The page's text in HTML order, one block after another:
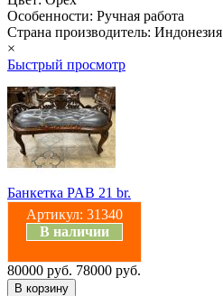
Особенности: Ручная работа
Страна производитель: Индонезия
×
Быстрый просмотр
Банкетка PAB 21 br.
Артикул: 31340
В наличии
80000 руб. 78000 руб.